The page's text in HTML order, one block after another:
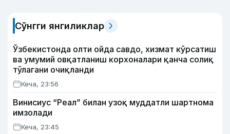
Сўнгги янгиликлар
Ўзбекистонда олти ойда савдо, хизмат кўрсатиш
ва умумий овқатланиш корхоналари қанча солиқ
тўлагани очиқланди
Кеча, 23:56
Винисиус “Реал” билан узоқ муддатли шартнома
имзолади
Кеча, 23:45